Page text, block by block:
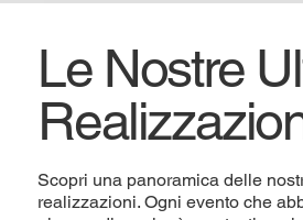
Le Nostre
Scopri una panoramica delle
realizzazioni. Ogni evento che